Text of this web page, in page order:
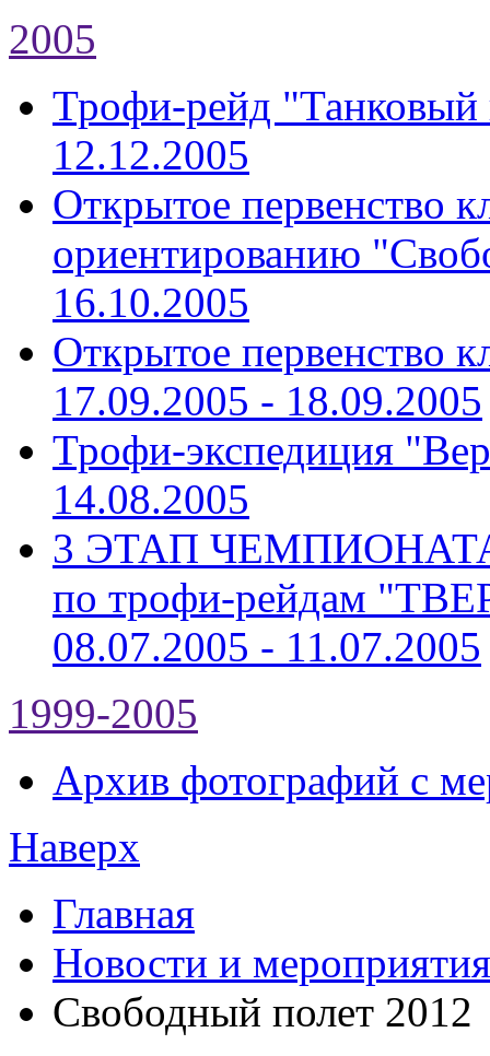
2005
Трофи-рейд
12.12.2005
Открытое первенство
ориентированию
16.10.2005
Открытое первенство
17.09.2005 - 18.09.2005
Трофи-экспедиция
14.08.2005
3 ЭТАП
по трофи-рейдам
08.07.2005 - 11.07.2005
1999-2005
Архив фотографий с
Наверх
Главная
Новости и мероприятия
Свободный полет 2012